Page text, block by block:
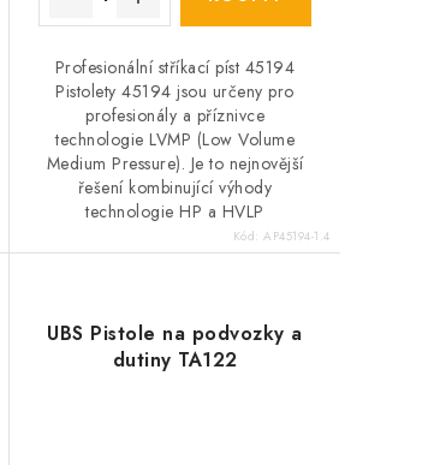
Profesionální stříkací píst 45194
Pistolety 45194 jsou určeny pro
profesionály a příznivce
technologie LVMP (Low Volume
Medium Pressure). Je to nejnovější
řešení kombinující výhody
technologie HP a HVLP
Kód:AP45194-1.4
UBS Pistole na podvozky a
dutiny TA122